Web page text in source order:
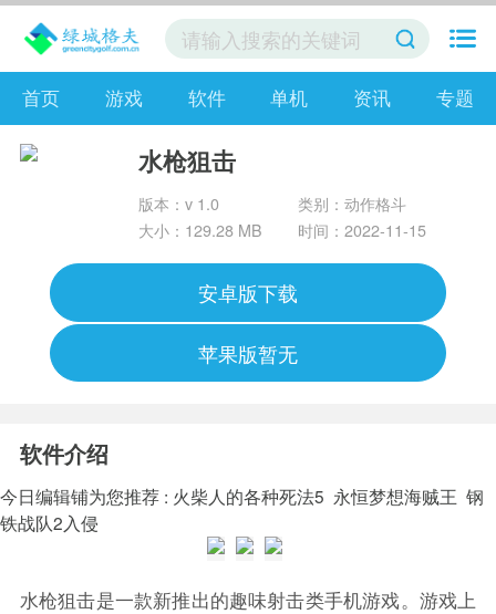
首页 游戏 软件 单机 资讯 专题
水枪狙击
版本：v 1.0
类别：动作格斗
大小：129.28 MB
时间：2022-11-15
安卓版下载
苹果版暂无
软件介绍
今日编辑铺为您推荐 : 火柴人的各种死法5 永恒梦想海贼王 钢
铁战队2入侵
水枪狙击是一款新推出的趣味射击类手机游戏。游戏上